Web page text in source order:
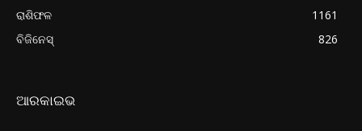
ରାଶିଫଳ
1161
ବିଜିନେସ୍
826
ଆରକାଇଭ